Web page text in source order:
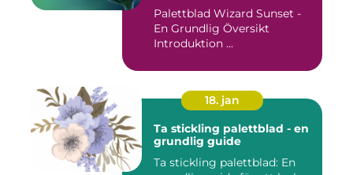
Palettblad Wizard Sunset -
En Grundlig Översikt
Introduktion ...
18. jan
Ta stickling palettblad - en
grundlig guide
Ta stickling palettblad: En